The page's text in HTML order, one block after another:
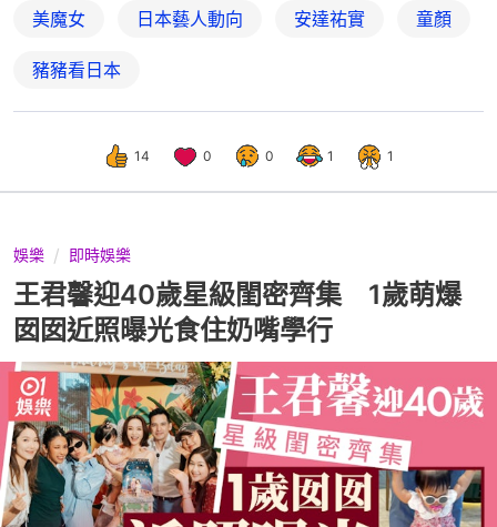
美魔女 日本藝人動向 安達祐實 童顏
豬豬看日本
14 0 0 1 1
娛樂 即時娛樂
王君馨迎40歲星級閨密齊集 1歲萌爆
囡囡近照曝光食住奶嘴學行